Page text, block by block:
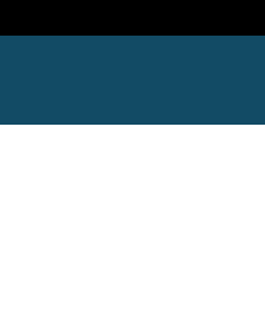
Infantil
ABERTURAS E DEFESAS